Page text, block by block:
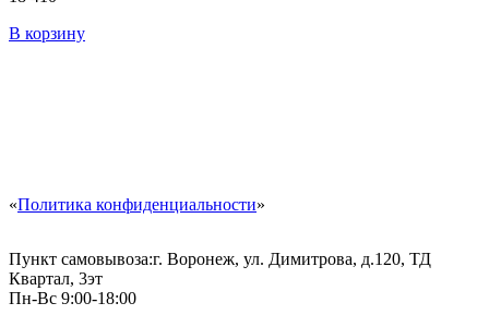
В корзину
«Политика конфиденциальности»
Пункт самовывоза:г. Воронеж, ул. Димитрова, д.120, ТД
Квартал, 3эт
Пн-Вс 9:00-18:00